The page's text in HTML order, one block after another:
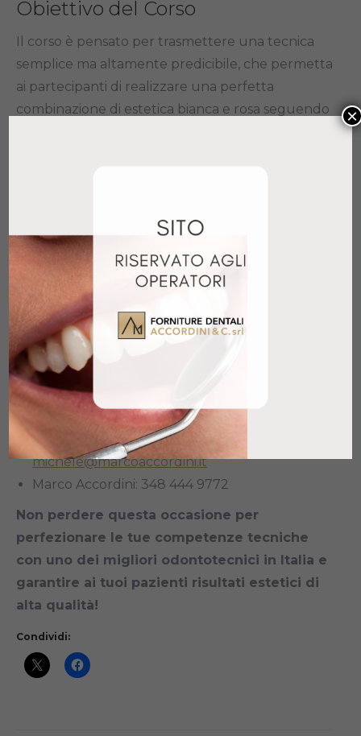
Obiettivo del Corso
Il corso è pensato per trasmettere una tecnica
semplice ma altamente predicibile, che permetta
ai partecipanti di realizzare una perfetta
combinazione di estetica bianca e rosa seguendo
Informazioni Utili
Il corso si terrà presso ilLaboratorio
Odontotecnico MillingPro , situato in
Brigata Paracadutisti Folgore 5, 37059 Zevio
(VR), e sarà limitato a un massimo di 6
partecipanti per garantire un apprendimento
ottimale.
Contatti per informazioni e iscrizioni
Michele Accordini: 347 759 8476 |
michele@marcoaccordini.it
Marco Accordini: 348 444 9772
Non perdere questa occasione per
perfezionare le tue competenze tecniche
con uno dei migliori odontotecnici in Italia e
garantire ai tuoi pazienti risultati estetici di
alta qualità!
Condividi:
×